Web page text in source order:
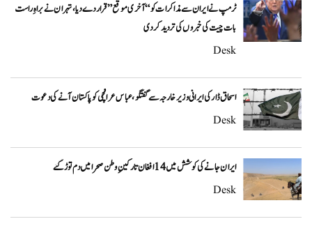
ٹرمپ نے ایران سے مذاکرات کو “آخری موقع” قرار دے دیا، تہران نے براہِ راست
بات چیت کی خبروں کی تردید کر دی
Desk
اسحاق ڈار کی ایرانی وزیر خارجہ سے گفتگو، عباس عراقچی کو پاکستان آنے کی دعوت
Desk
ایران جانے کی کوشش میں 14 افغان تارکینِ وطن صحرا میں دم توڑ گئے
Desk